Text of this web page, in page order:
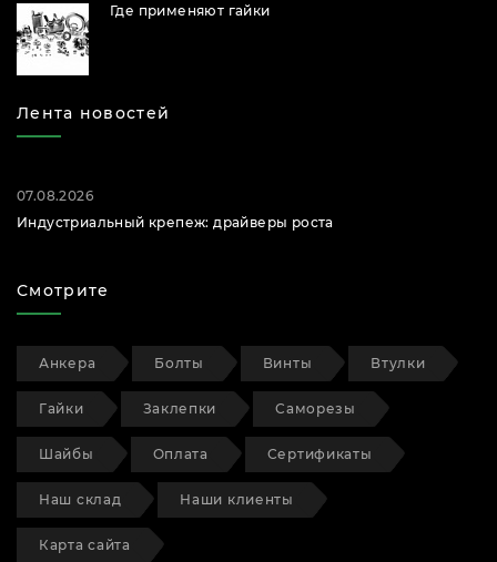
Где применяют гайки
Лента новостей
07.08.2026
Индустриальный крепеж: драйверы роста
Смотрите
Анкера Болты Винты Втулки
Гайки Заклепки Саморезы
Шайбы Оплата Сертификаты
Наш склад Наши клиенты
Карта сайта